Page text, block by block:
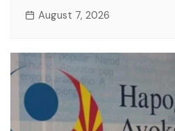
August 7, 2026